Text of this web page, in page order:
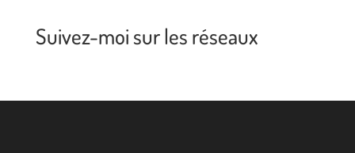
Suivez-moi sur les réseaux